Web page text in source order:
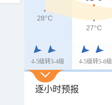
4-5级转3-4级 4-5级转5-6级
28°C
27°C
逐小时预报